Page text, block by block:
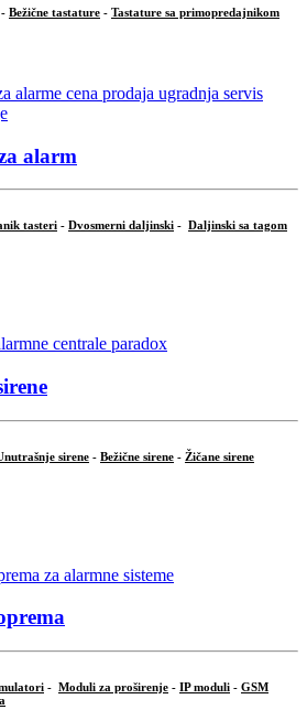
- Bežične tastature - Tastature sa primopredajnikom
alarm
tasteri - Dvosmerni daljinski - Daljinski sa tagom
sirene - Bežične sirene - Žičane sirene
- Moduli za proširenje - IP moduli - GSM